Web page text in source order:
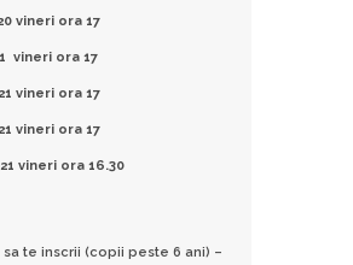
vineri ora 17
vineri ora 17
vineri ora 17
vineri ora 17
vineri ora 16.30
sa te inscrii (copii peste 6 ani) –